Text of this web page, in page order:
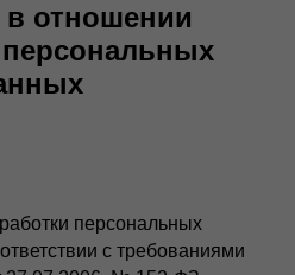
в отношении
персональных
с требованиями